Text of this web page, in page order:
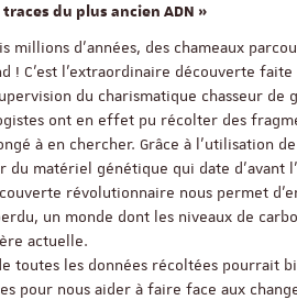
traces du plus ancien ADN »
millions d'années, des chameaux
! C’est l’extraordinaire découverte
du charismatique chasseur de
ont en effet pu récolter des
à en chercher. Grâce à l’utilisation
du matériel génétique qui date d’avant
révolutionnaire nous permet
un monde dont les niveaux de
actuelle.
toutes les données récoltées pourrait
pour nous aider à faire face aux